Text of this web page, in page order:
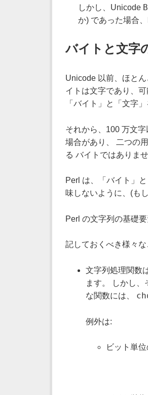
しかし、Unicode
か) であった場合
バイトと文字
Unicode 以前、ほと
イトは文字であり、
「バイト」と「文字
それから、100 万文
場合があり、 二つの
る バイトではありま
Perl は、「バイト」
味しないように、(も
Perl の文字列の基礎
記しておくべき様々
文字列処理関数
ます。 しかし
な関数には、
例外は:
ビット単